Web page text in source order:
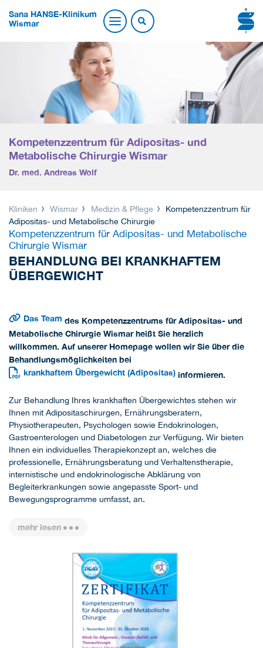
Sana HANSE-Klinikum
Wismar
Kompetenzzentrum für Adipositas- und
Metabolische Chirurgie Wismar
Dr. med. Andreas Wolf
Kliniken Wismar Medizin & Pflege
Kompetenzzentrum für
Adipositas- und Metabolische Chirurgie
Kompetenzzentrum für Adipositas- und Metabolische
Chirurgie Wismar
BEHANDLUNG BEI KRANKHAFTEM
ÜBERGEWICHT
Das Team des Kompetenzzentrums für Adipositas- und
Metabolische Chirurgie Wismar heißt Sie herzlich
willkommen. Auf unserer Homepage wollen wir Sie über die
Behandlungsmöglichkeiten bei
krankhaftem Übergewicht (Adipositas) informieren.
Zur Behandlung Ihres krankhaften Übergewichtes stehen wir
Ihnen mit Adipositaschirurgen, Ernährungsberatern,
Physiotherapeuten, Psychologen sowie Endokrinologen,
Gastroenterologen und Diabetologen zur Verfügung. Wir bieten
Ihnen ein individuelles Therapiekonzept an, welches die
professionelle, Ernährungsberatung und Verhaltenstherapie,
internistische und endokrinologische Abklärung von
Begleiterkrankungen sowie angepasste Sport- und
Bewegungsprogramme umfasst, an.
mehr lesen